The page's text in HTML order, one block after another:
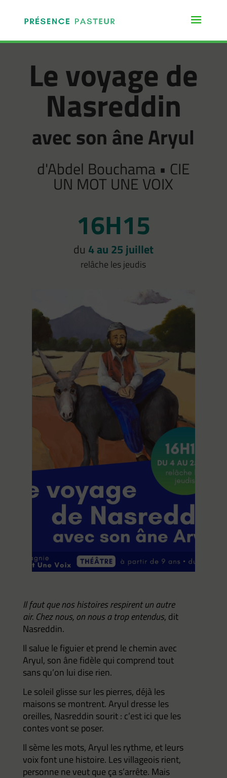
Le voyage de
Nasreddin
avec son âne Aryul
d'Abdel Bouchama • CIE
UN MOT UNE VOIX
16H15
du 4 au 25 juillet
relâche les jeudis
Il faut que nos histoires respirent un autre
air. Chez nous, on nous a trop entendus, dit
Nasreddin.
Il salue le figuier et prend le chemin avec
Aryul, son âne fidèle qui comprend tout
sans qu’on lui dise rien.
Le soleil glisse sur les pierres, déjà les
maisons se montrent. Aryul dresse les
oreilles, Nasreddin sourit : c’est ici que les
contes vont se poser.
Il sème les mots, Aryul les rythme, et leurs
voix font une histoire. Les villageois rient,
personne ne veut que ça s’arrête. Mais